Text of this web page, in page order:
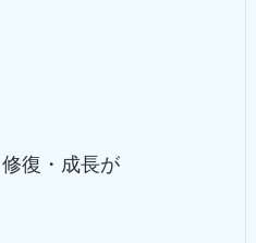
復・成長が